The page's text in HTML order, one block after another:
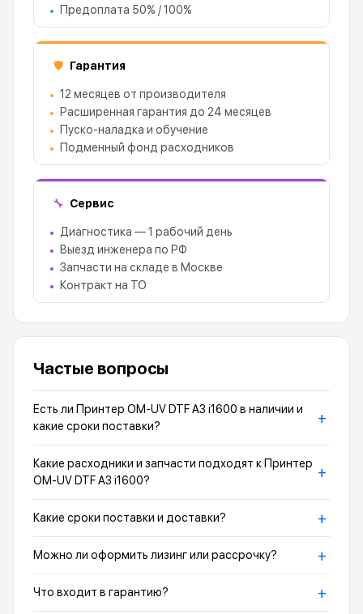
Предоплата 50% / 100%
🛡 Гарантия
12 месяцев от производителя
Расширенная гарантия до 24 месяцев
Пуско-наладка и обучение
Подменный фонд расходников
🔧 Сервис
Диагностика — 1 рабочий день
Выезд инженера по РФ
Запчасти на складе в Москве
Контракт на ТО
Частые вопросы
Есть ли Принтер OM-UV DTF A3 i1600 в наличии и
какие сроки поставки?
+
Какие расходники и запчасти подходят к Принтер
OM-UV DTF A3 i1600?
+
Какие сроки поставки и доставки? +
Можно ли оформить лизинг или рассрочку? +
Что входит в гарантию? +